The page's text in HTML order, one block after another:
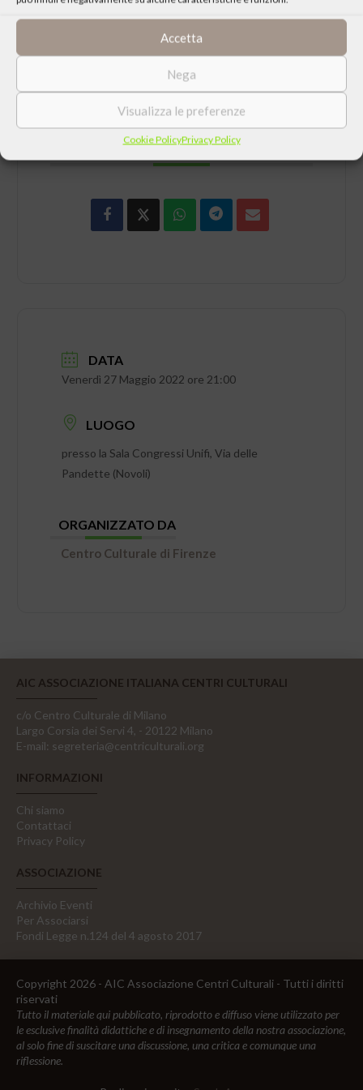
Accetta
Nega
Visualizza le preferenze
Cookie PolicyPrivacy Policy
CONDIVIDI QUESTO EVENTO
DATA
Venerdì 27 Maggio 2022 ore 21:00
LUOGO
presso la Sala Congressi Unifi, Via delle
Pandette (Novoli)
ORGANIZZATO DA
Centro Culturale di Firenze
AIC ASSOCIAZIONE ITALIANA CENTRI CULTURALI
c/o Centro Culturale di Milano
Largo Corsia dei Servi 4, - 20122 Milano
E-mail: segreteria@centriculturali.org
INFORMAZIONI
Chi siamo
Contattaci
Privacy Policy
ASSOCIAZIONE
Archivio Eventi
Per Associarsi
Fondi Legge n.124 del 4 agosto 2017
Copyright 2026 - AIC Associazione Centri Culturali - Tutti i diritti
riservati
Tutto il materiale qui pubblicato, riprodotto e diffuso viene utilizzato per
le esclusive finalità didattiche e di insegnamento della nostra associazione,
al solo fine di suscitare una discussione, una critica e comunque una
riflessione.